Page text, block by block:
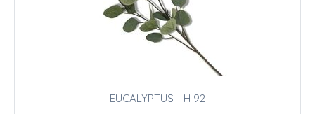
EUCALYPTUS - H 92